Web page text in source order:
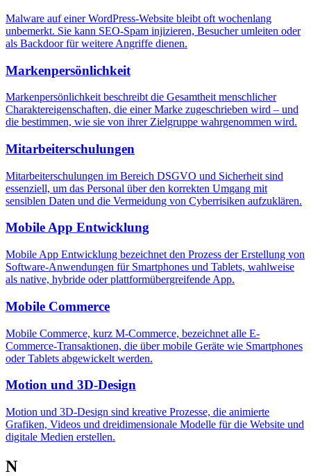
Malware auf einer WordPress-Website bleibt oft wochenlang
unbemerkt. Sie kann SEO-Spam injizieren, Besucher umleiten oder
als Backdoor für weitere Angriffe dienen.
Markenpersönlichkeit
Markenpersönlichkeit beschreibt die Gesamtheit menschlicher
Charaktereigenschaften, die einer Marke zugeschrieben wird – und
die bestimmen, wie sie von ihrer Zielgruppe wahrgenommen wird.
Mitarbeiterschulungen
Mitarbeiterschulungen im Bereich DSGVO und Sicherheit sind
essenziell, um das Personal über den korrekten Umgang mit
sensiblen Daten und die Vermeidung von Cyberrisiken aufzuklären.
Mobile App Entwicklung
Mobile App Entwicklung bezeichnet den Prozess der Erstellung von
Software-Anwendungen für Smartphones und Tablets, wahlweise
als native, hybride oder plattformübergreifende App.
Mobile Commerce
Mobile Commerce, kurz M-Commerce, bezeichnet alle E-
Commerce-Transaktionen, die über mobile Geräte wie Smartphones
oder Tablets abgewickelt werden.
Motion und 3D-Design
Motion und 3D-Design sind kreative Prozesse, die animierte
Grafiken, Videos und dreidimensionale Modelle für die Website und
digitale Medien erstellen.
N